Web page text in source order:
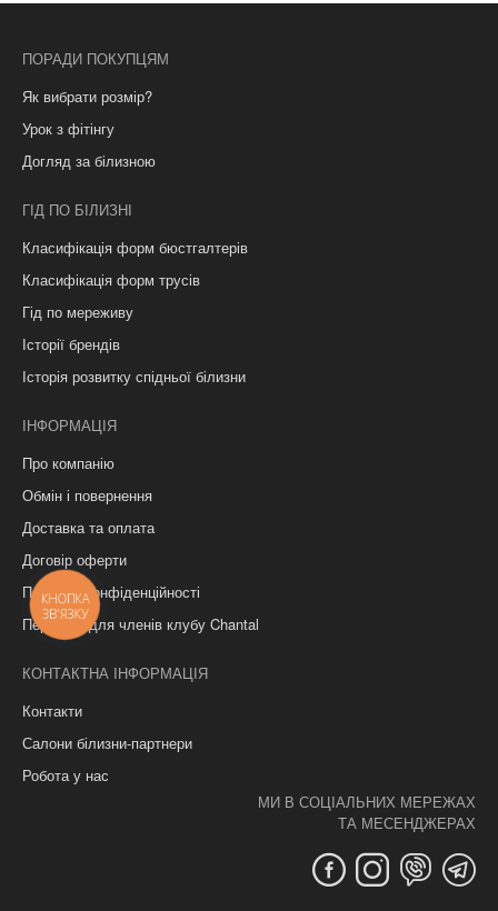
ПОРАДИ ПОКУПЦЯМ
Як вибрати розмір?
Урок з фітінгу
Догляд за білизною
ГІД ПО БІЛИЗНІ
Класифікація форм бюстгалтерів
Класифікація форм трусів
Гід по мереживу
Історії брендів
Історія розвитку спідньої білизни
ІНФОРМАЦІЯ
Про компанію
Обмін і повернення
Доставка та оплата
Договір оферти
Політика конфіденційності
Переваги для членів клубу Chantal
КОНТАКТНА ІНФОРМАЦІЯ
Контакти
Салони білизни-партнери
Робота у нас
МИ В СОЦІАЛЬНИХ МЕРЕЖАХ
ТА МЕСЕНДЖЕРАХ
КНОПКА
ЗВ'ЯЗКУ